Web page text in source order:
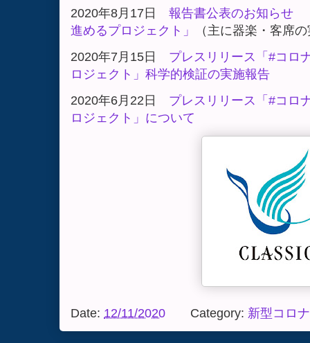
2020年8月17日 報告書公表のお知らせ
進めるプロジェクト」
（主に器楽・客席
2020年7月15日 プレスリリース「#コロ
ロジェクト」科学的検証の実施報告
2020年6月22日 プレスリリース「#コロ
ロジェクト」について
Date: 12/11/2020 Category: 新型コロ